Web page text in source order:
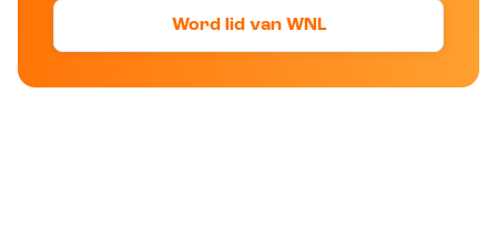
Word lid van WNL